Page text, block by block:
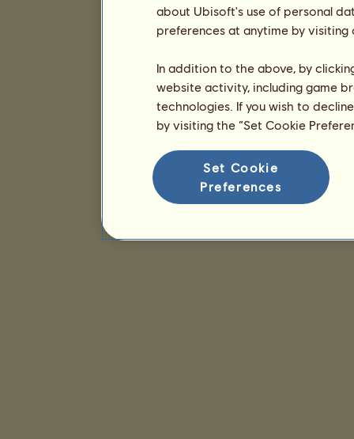
about Ubisoft's use of personal
preferences at anytime by
In addition to the above, by
website activity, including game
technologies. If you wish to
by visiting the “Set Cookie
Set Cookie
Preferences